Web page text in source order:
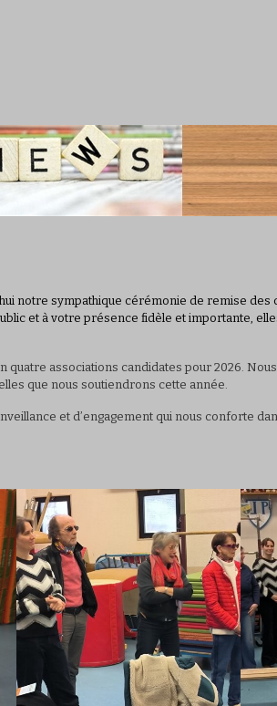
notre sympathique cérémonie de remise des
et à votre présence fidèle et importante,
quatre associations candidates pour 2026.
que nous soutiendrons cette année.
et d’engagement qui nous conforte